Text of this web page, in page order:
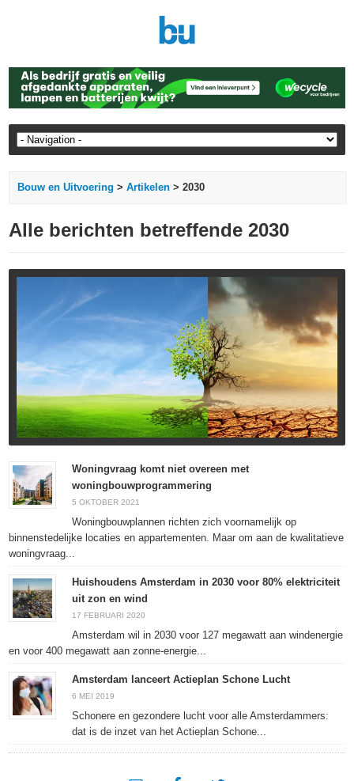
Bouw en Uitvoering >Artikelen > 2030
Alle berichten betreffende 2030
Woningvraag komt niet overeen met
woningbouwprogrammering
5 OKTOBER 2021
Woningbouwplannen richten zich voornamelijk op
binnenstedelijke locaties en appartementen. Maar om aan de kwalitatieve
woningvraag...
Huishoudens Amsterdam in 2030 voor 80% elektriciteit
uit zon en wind
17 FEBRUARI 2020
Amsterdam wil in 2030 voor 127 megawatt aan windenergie
en voor 400 megawatt aan zonne-energie...
Amsterdam lanceert Actieplan Schone Lucht
6 MEI 2019
Schonere en gezondere lucht voor alle Amsterdammers:
dat is de inzet van het Actieplan Schone...